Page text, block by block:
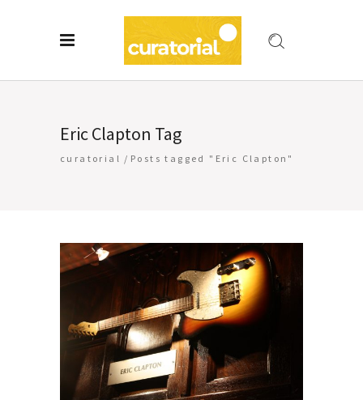
Eric Clapton Tag
curatorial / Posts tagged "Eric Clapton"